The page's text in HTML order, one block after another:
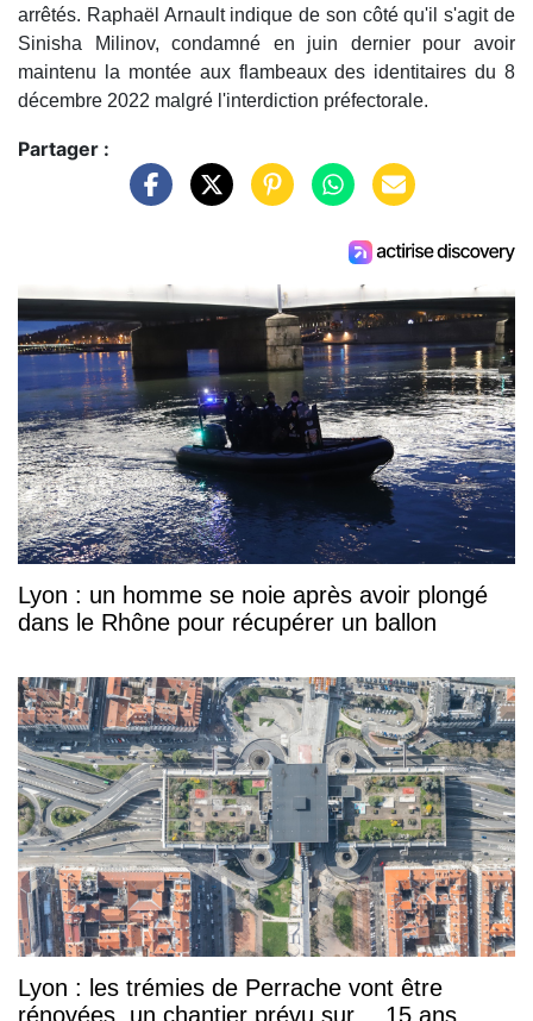
arrêtés. Raphaël Arnault indique de son côté qu'il s'agit de
Sinisha Milinov, condamné en juin dernier pour avoir
maintenu la montée aux flambeaux des identitaires du 8
décembre 2022 malgré l'interdiction préfectorale.
Partager :
Lyon : un homme se noie après avoir plongé
dans le Rhône pour récupérer un ballon
Lyon : les trémies de Perrache vont être
rénovées, un chantier prévu sur… 15 ans